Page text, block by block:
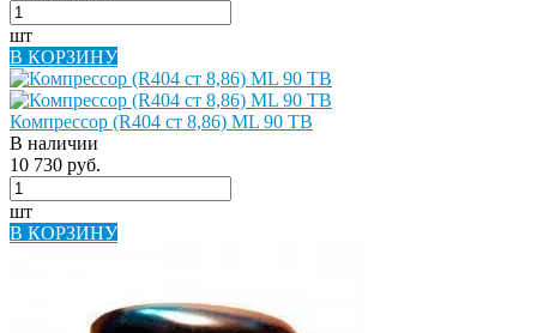
шт
В КОРЗИНУ
Компрессор (R404 ст 8,86) ML 90 TB
В наличии
10 730 руб.
шт
В КОРЗИНУ